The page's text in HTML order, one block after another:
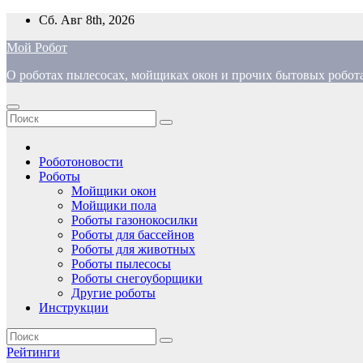
Перейти
содержимому
Сб. Авг 8th, 2026
Мой Робот
О роботах пылесосах, мойщиках окон и прочих бытовых
Роботоновости
Роботы
Мойщики окон
Мойщики пола
Роботы газонокосилки
Роботы для бассейнов
Роботы для животных
Роботы пылесосы
Роботы снегоуборщики
Другие роботы
Инструкции
Рейтинги